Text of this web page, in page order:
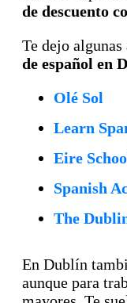
de descuento
Te dejo algunas
de español en
Olé Sol
Learn
Eire
Spanish
The
En Dublín
aunque para